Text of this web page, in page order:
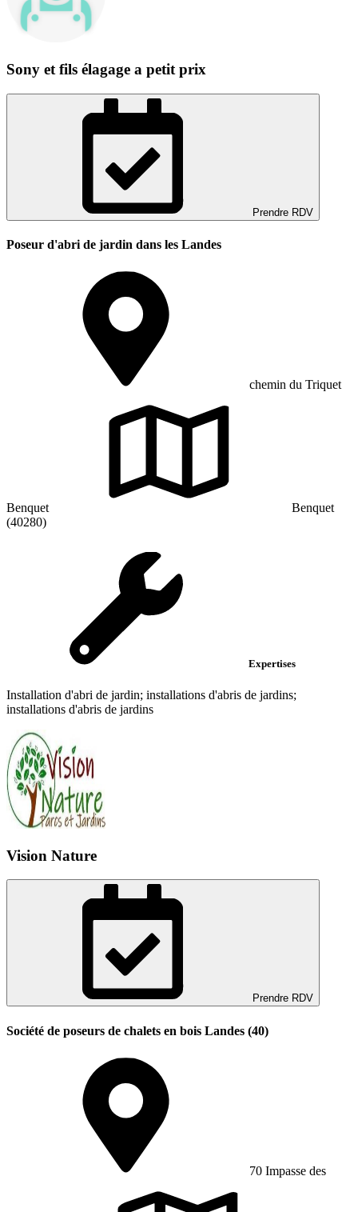
Sony et fils élagage a petit prix
Prendre RDV
Poseur d'abri de jardin dans les Landes
chemin du Triquet
Benquet
Benquet
(40280)
Expertises
Installation d'abri de jardin; installations d'abris de jardins;
installations d'abris de jardins
Vision Nature
Prendre RDV
Société de poseurs de chalets en bois Landes (40)
70 Impasse des